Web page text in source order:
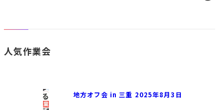
人気作業会
地方オフ会 in 三重 2025年8月3日